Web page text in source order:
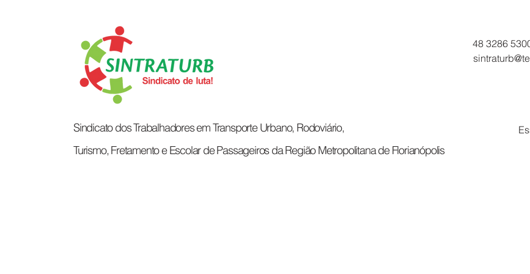
Sindicato dos Trabalhadores em Transporte Urbano, Rodoviário,
Turismo, Fretamento e Escolar de Passageiros da Região Metropolitana de Florianópolis
48 3286